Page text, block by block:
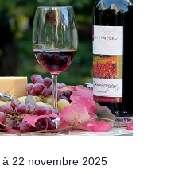
vues
à 22 novembre 2025